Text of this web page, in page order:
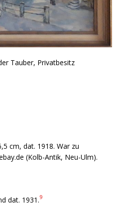
Tauber, Privatbesitz
cm, dat. 1918. War zu
(Kolb-Antik, Neu-Ulm).
dat. 1931.9